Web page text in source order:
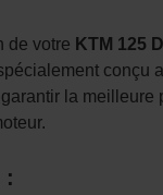
de votre KTM 125
conçu
la meilleure
: